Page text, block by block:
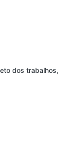
dos trabalhos,